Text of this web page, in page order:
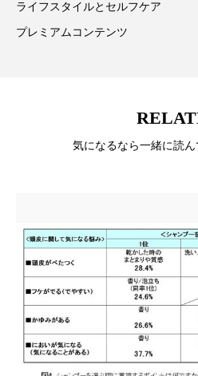
ライフスタイルとセルフケア
プレミアムコンテンツ
気になるなら一緒に読